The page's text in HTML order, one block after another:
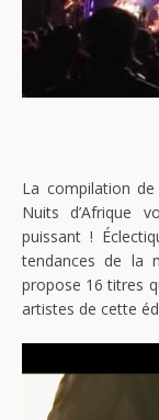
La compilation
Nuits d’Afrique
puissant !
tendances de la
propose 16 titres
artistes de cette